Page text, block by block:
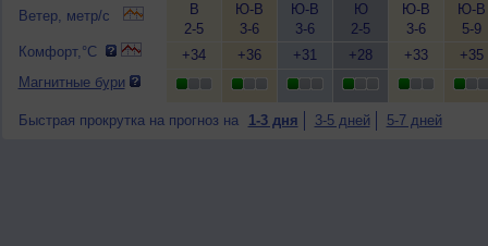
Ветер, метр/с
Комфорт,°C
Магнитные бури
В
2-5
+34
Ю-В
3-6
+36
Ю-В
3-6
+31
Ю
2-5
+28
Ю-В
3-6
+33
Ю-В
5-9
+35
Быстрая прокрутка на прогноз на 1-3 дня 3-5 дней 5-7 дней